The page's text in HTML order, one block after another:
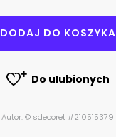
DODAJ DO KOSZYKA
Do ulubionych
Autor: © sdecoret #210515379